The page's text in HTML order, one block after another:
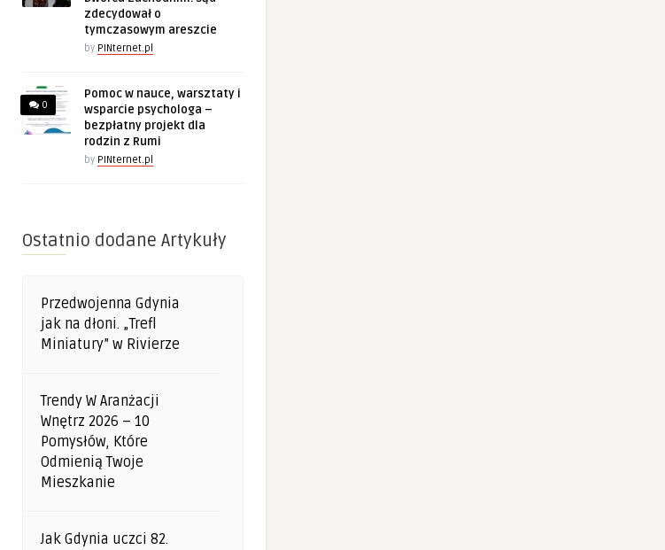
zdecydował o
tymczasowym areszcie
by PINternet.pl
0
Pomoc w nauce, warsztaty i
wsparcie psychologa –
bezpłatny projekt dla
rodzin z Rumi
by PINternet.pl
Ostatnio dodane Artykuły
Przedwojenna Gdynia
jak na dłoni. „Trefl
Miniatury” w Rivierze
Trendy W Aranżacji
Wnętrz 2026 – 10
Pomysłów, Które
Odmienią Twoje
Mieszkanie
Jak Gdynia uczci 82.